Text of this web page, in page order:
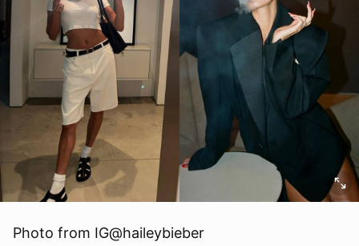
Photo from IG@haileybieber